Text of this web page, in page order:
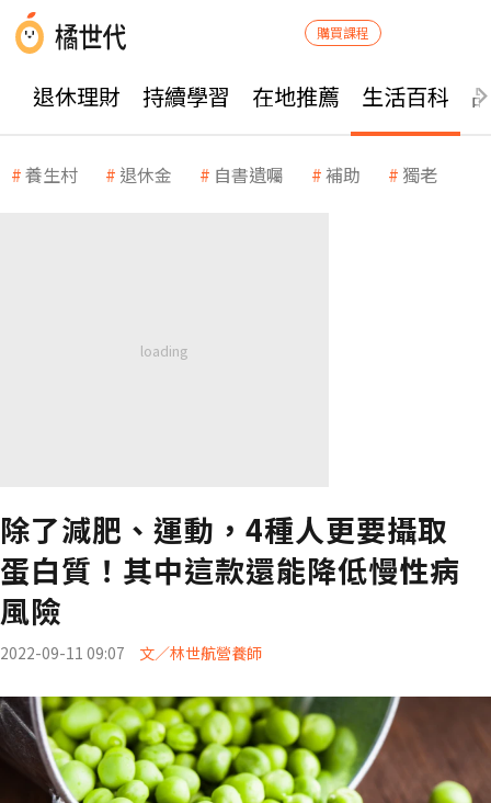
購買課程
退休理財 持續學習 在地推薦 生活百科
養生村 退休金 自書遺囑 補助 獨老
除了減肥、運動，4種人更要攝取
蛋白質！其中這款還能降低慢性病
風險
2022-09-11 09:07 文／林世航營養師